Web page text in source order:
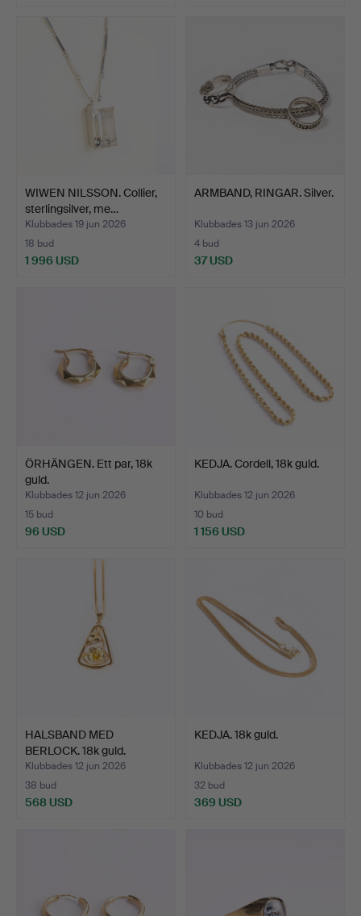
WIWEN NILSSON. Collier,
sterlingsilver, me…
Klubbades 19 jun 2026
18 bud
1 996 USD
ARMBAND, RINGAR. Silver.
Klubbades 13 jun 2026
4 bud
37 USD
ÖRHÄNGEN. Ett par, 18k
guld.
Klubbades 12 jun 2026
15 bud
96 USD
KEDJA. Cordell, 18k guld.
Klubbades 12 jun 2026
10 bud
1 156 USD
HALSBAND MED
BERLOCK. 18k guld.
Klubbades 12 jun 2026
38 bud
568 USD
KEDJA. 18k guld.
Klubbades 12 jun 2026
32 bud
369 USD